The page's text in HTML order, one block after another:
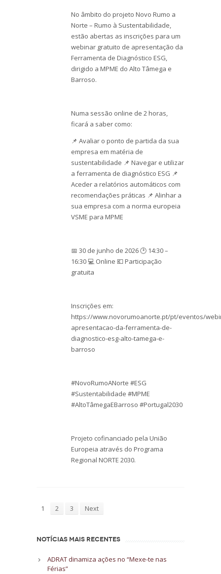
No âmbito do projeto Novo Rumo a
Norte – Rumo à Sustentabilidade,
estão abertas as inscrições para um
webinar gratuito de apresentação da
Ferramenta de Diagnóstico ESG,
dirigido a MPME do Alto Tâmega e
Barroso.
Numa sessão online de 2 horas,
ficará a saber como:
📌 Avaliar o ponto de partida da sua
empresa em matéria de
sustentabilidade 📌 Navegar e utilizar
a ferramenta de diagnóstico ESG 📌
Aceder a relatórios automáticos com
recomendações práticas 📌 Alinhar a
sua empresa com a norma europeia
VSME para MPME
📅 30 de junho de 2026 🕑 14:30 –
16:30 💻 Online 💶 Participação
gratuita
Inscrições em:
https://www.novorumoanorte.pt/pt/eventos/
apresentacao-da-ferramenta-de-
diagnostico-esg-alto-tamega-e-
barroso
#NovoRumoANorte #ESG
#Sustentabilidade #MPME
#AltoTâmegaEBarroso #Portugal2030
Projeto cofinanciado pela União
Europeia através do Programa
Regional NORTE 2030.
1 2 3 Next
NOTÍCIAS MAIS RECENTES
ADRAT dinamiza ações no “Mexe-te nas
Férias”